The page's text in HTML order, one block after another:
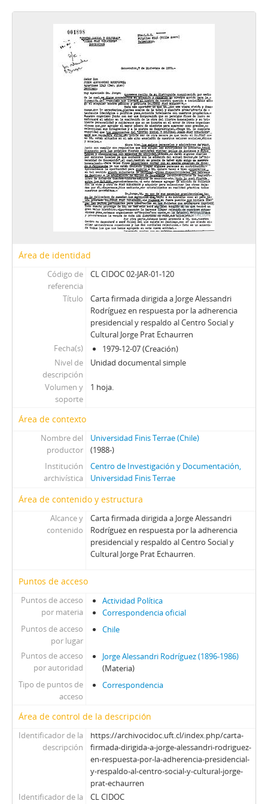
129 - Carta de agradecimiento firmada por Jorge Alessandri Rodríguez a María de la Cruz
131 - Carta firmada de José Piñera a Bernardino Piñera en la que comenta el Rerum Novarum
133 - Carta firmada de Ernesto Correa Gatica a Jorge Alessandri Rodrìguez en la que le agradece su gestión presidencial
134 - Carta firmada de Jorge Cash Molina al director para opinar sobre el acontecer nacional
135 - Carta del instituto de ingenieros de Chile dirigida a Jorge Alessandri Rodríguez
136 - Carta manuscrita de Roberto Izquierdo a Jorge Alessandri
137 - Carta de agradecimiento de Jorge Alessandri Rodríguez a Álvaro Arriagada Norambuena
138 - Carta firmada de Jorge Alessandri a Guillermo Medina.
139 - Carta firmada de Patricio Huneeus Salas al director de El Mercurio.
140 - Carta firmada de Luicio Cristiani a Jorge Alessandri Rodriguez en la que le pide un ejemplar del libro "Mis años de gobierno" escrito por Arturo Alessandri Palma.
141 - Carta de Jorge Alessandri Rodriguez a Patricio Huneeus Salas en la que le agradece la copia del artículo que envió a economía y negocios del Mercurio.
142 - Carta firmada de Patricio Huneeus Salas a Jorge Alessandri Rodriguez en la que aluden a una publicación hecha en el diario.
143 - Carta firmada de Jorge Alessandri Rodríguez a Augusto Pinochet Ugarte en la que es invitado a la ceremonia de graduación de detectives de la promoción 1980-1982.
02 - Documentos y actas de la Compañía Manufacturera de Papeles y Cartones
SCS - Sergio Covarrubias Sanhueza
GIF - Gonzalo Izquierdo Fernández
SOJR - Sergio Onofre Jarpa Reyes
RKV - Roberto Tomás Kelly Vásquez
RVA - Rafael Valdivieso Ariztía
AMP - Alfonso Marquéz de la Plata Yrarrázaval
FMA - Fernando Matthei Aubel
Área de identidad
Código de
referencia
CL CIDOC 02-JAR-01-120
Título
Carta firmada dirigida a Jorge Alessandri
Rodríguez en respuesta por la adherencia
presidencial y respaldo al Centro Social y
Cultural Jorge Prat Echaurren
Fecha(s)
1979-12-07 (Creación)
Nivel de
descripción
Unidad documental simple
Volumen y
soporte
1 hoja.
Área de contexto
Nombre del
productor
Universidad Finis Terrae (Chile)
(1988-)
Institución
archivística
Centro de Investigación y Documentación,
Universidad Finis Terrae
Área de contenido y estructura
Alcance y
contenido
Carta firmada dirigida a Jorge Alessandri
Rodríguez en respuesta por la adherencia
presidencial y respaldo al Centro Social y
Cultural Jorge Prat Echaurren.
Puntos de acceso
Puntos de acceso
por materia
Actividad Política
Correspondencia oficial
Puntos de acceso
por lugar
Chile
Puntos de acceso
por autoridad
Jorge Alessandri Rodríguez (1896-1986)
(Materia)
Tipo de puntos de
acceso
Correspondencia
Área de control de la descripción
Identificador de la
descripción
https://archivocidoc.uft.cl/index.php/carta-
firmada-dirigida-a-jorge-alessandri-rodriguez-
en-respuesta-por-la-adherencia-presidencial-
y-respaldo-al-centro-social-y-cultural-jorge-
prat-echaurren
Identificador de la
CL CIDOC